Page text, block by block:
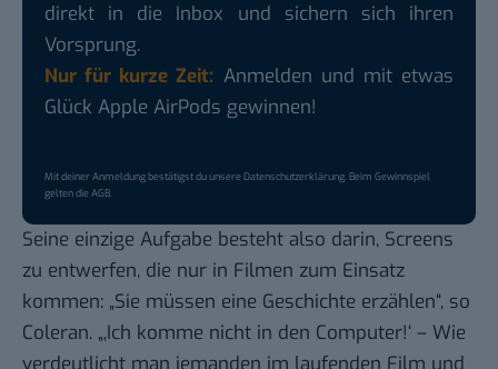
direkt in die Inbox und sichern sich ihren
Vorsprung.
Nur für kurze Zeit: Anmelden und mit etwas
Glück Apple AirPods gewinnen!
Mit deiner Anmeldung bestätigst du unsere Datenschutzerklärung. Beim Gewinnspiel
gelten dieAGB.
Seine einzige Aufgabe besteht also darin, Screens
zu entwerfen, die nur in Filmen zum Einsatz
kommen: „Sie müssen eine Geschichte erzählen“, so
Coleran. „‚Ich komme nicht in den Computer!‘ – Wie